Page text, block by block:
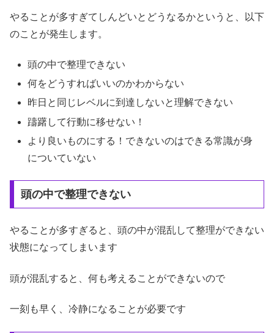
やることが多すぎてしんどいとどうなるかというと、以下
のことが発生します。
頭の中で整理できない
何をどうすればいいのかわからない
昨日と同じレベルに到達しないと理解できない
躊躇して行動に移せない！
より良いものにする！できないのはできる常識が身
についていない
頭の中で整理できない
やることが多すぎると、頭の中が混乱して整理ができない
状態になってしまいます
頭が混乱すると、何も考えることができないので
一刻も早く、冷静になることが必要です